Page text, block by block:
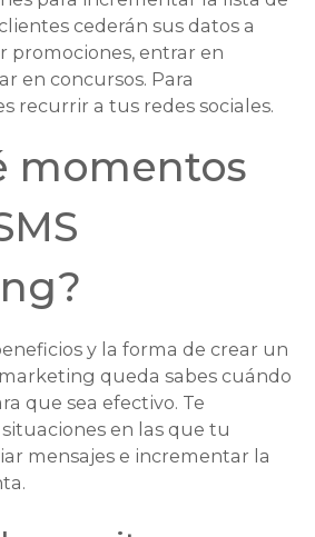
cederán sus datos a
promociones, entrar en
en concursos. Para
recurrir a tus redes sociales.
momentos
y la forma de crear un
queda sabes cuándo
que sea efectivo. Te
en las que tu
mensajes e incrementar la